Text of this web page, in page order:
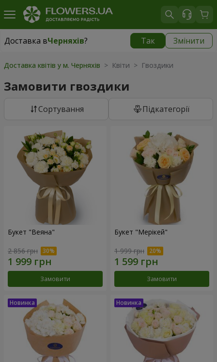
Доставка вЧерняхів? Так Змінити
Доставка вЧерняхів|
Доставка квітів у м. Черняхів > Квіти > Гвоздики
Замовити гвоздики
Сортування Підкатегорії
Букет "Веяна"
2 856 грн
Замовити
Букет "Мерікей"
1 999 грн
Замовити